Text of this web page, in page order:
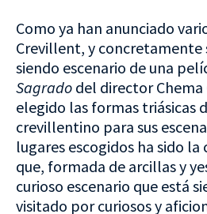
Como ya han anunciado
Crevillent, y concretamente
siendo escenario de una
Sagrado del director Chema
elegido las formas triásicas
crevillentino para sus
lugares escogidos ha sido
que, formada de arcillas y
curioso escenario que está
visitado por curiosos y